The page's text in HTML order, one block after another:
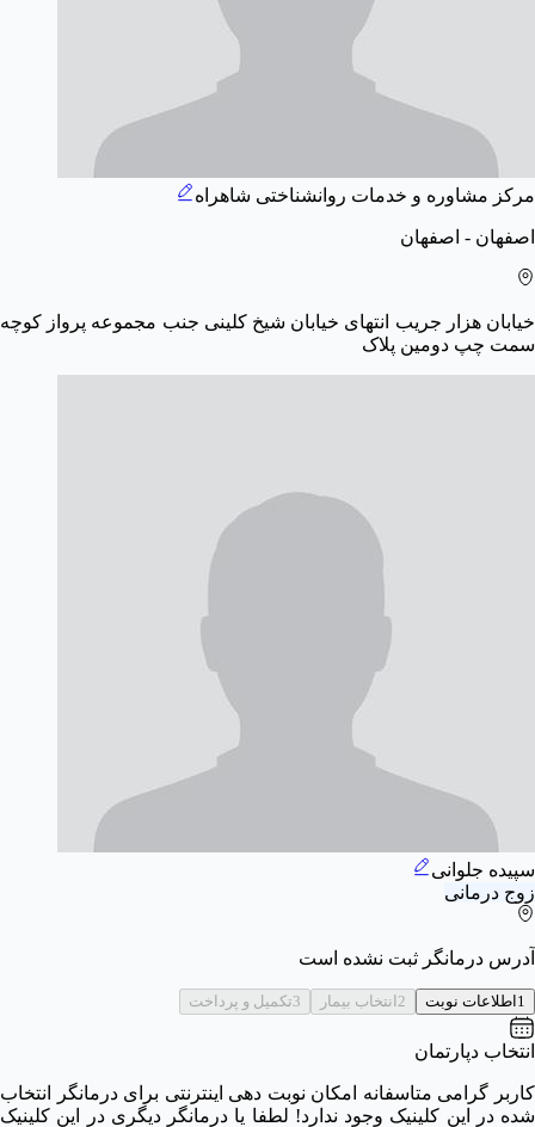
مرکز مشاوره و خدمات روانشناختی شاهراه
اصفهان - اصفهان
خیابان هزار جریب انتهای خیابان شیخ کلینی جنب مجموعه پرواز کوچه
سمت چپ دومین پلاک
سپیده جلوانی
زوج درمانی
آدرس درمانگر ثبت نشده است
1اطلاعات نوبت 2انتخاب بیمار 3تکمیل و پرداخت
انتخاب دپارتمان
کاربر گرامی متاسفانه امکان نوبت دهی اینترنتی برای درمانگر انتخاب
شده در این کلینیک وجود ندارد! لطفا یا درمانگر دیگری در این کلینیک